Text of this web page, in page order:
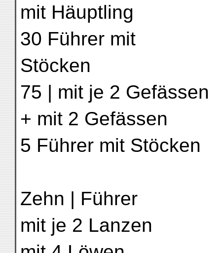
mit Häuptling
30 Führer mit
Stöcken
75 | mit je 2 Gefässen
+ mit 2 Gefässen
5 Führer mit Stöcken
Zehn | Führer
mit je 2 Lanzen